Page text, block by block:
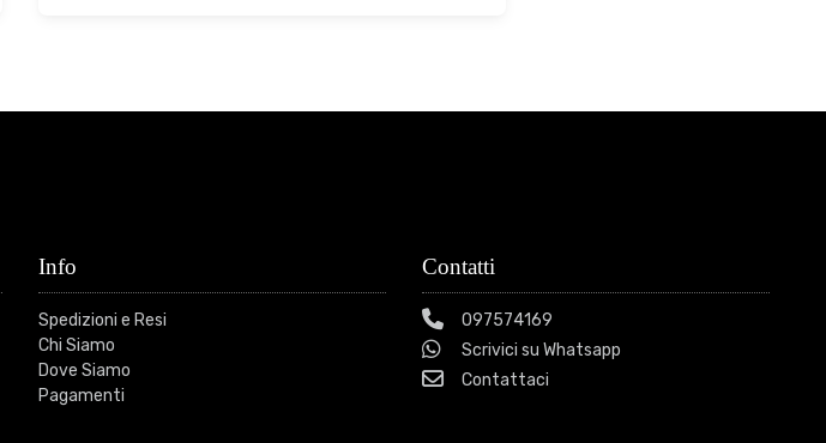
Info
Spedizioni e Resi
Chi Siamo
Dove Siamo
Pagamenti
Contatti
097574169
Scrivici su Whatsapp
Contattaci